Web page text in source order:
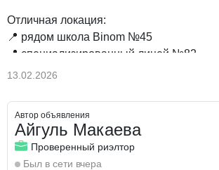
Отличная локация:
📍 рядом школа Binom №45
📍 специализированный лицей №82
📍 детские сады
📍 Сфера Парк
Квартира идеально подойдёт как для
для инвестиций.
13.02.2026
Автор объявления
Айгуль Макаева
Проверенный риэлтор
Был в сети вчера